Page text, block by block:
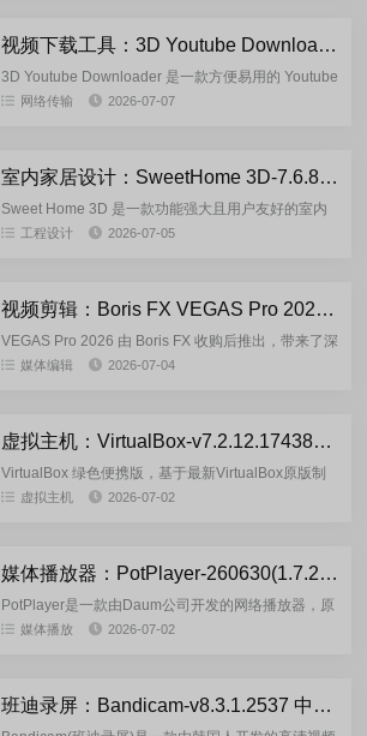
视频下载工具：3D Youtube Downloader v1.26.7 绿色版
3D Youtube Downloader 是一款方便易用的 Youtube
视频下载工具。该软件支持的格式包括 MP4，WebM
网络传输 2026-07-07
室内家居设计：SweetHome 3D-7.6.8.1605 多语言免费版
Sweet Home 3D 是一款功能强大且用户友好的室内
设计软件，帮助您轻松创建详细的家庭平面图和时尚
工程设计 2026-07-05
视频剪辑：Boris FX VEGAS Pro 2026.0.0.143 中文版
VEGAS Pro 2026 由 Boris FX 收购后推出，带来了深
度整合的 AI 工具、顶级特效能力与性能优化，全面强
媒体编辑 2026-07-04
虚拟主机：VirtualBox-v7.2.12.174389 绿色便携版
VirtualBox 绿色便携版，基于最新VirtualBox原版制
作，免安装开源虚拟化工具，无需常规安装流程，解
虚拟主机 2026-07-02
媒体播放器：РotРlayer-260630(1.7.22977) 去广告绿色版
PotPlayer是一款由Daum公司开发的网络播放器，原
始作者是KMPlayer的制作者韩国姜龙喜。PotPlayer
媒体播放 2026-07-02
班迪录屏：Bandicam-v8.3.1.2537 中文绿色便携版